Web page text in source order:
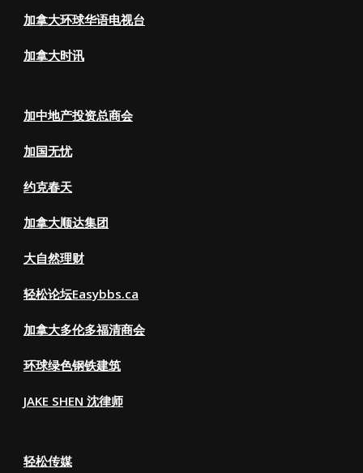
加拿大环球华语电视台
加拿大时讯
加中地产投资总商会
加国无忧
约克春天
加拿大顺达集团
大自然理财
轻松论坛Easybbs.ca
加拿大多伦多福清商会
环球绿色钢铁建筑
JAKE SHEN 沈律师
轻松传媒